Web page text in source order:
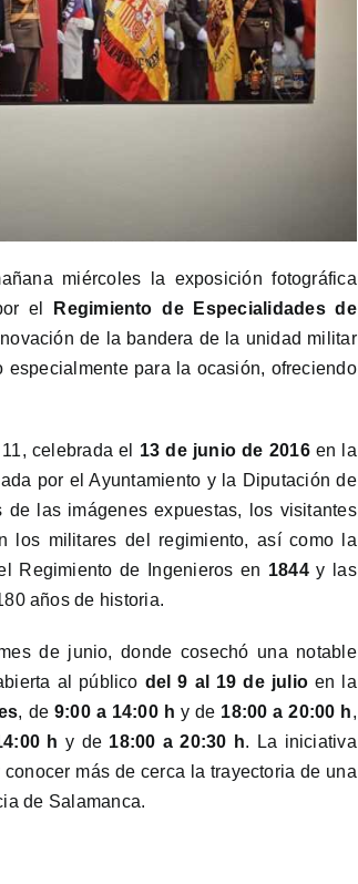
miércoles la exposición fotográfica
el
Regimiento de Especialidades de
de la bandera de la unidad militar
especialmente para la ocasión, ofreciendo
celebrada el 13 de junio de 2016en la
por el Ayuntamiento y la Diputación de
de las imágenes expuestas, los visitantes
los militares del regimiento, así como la
Regimiento de Ingenieros en 1844y las
años de historia.
de junio, donde cosechó una notable
al público del 9 al 19 de julio en la
, de 9:00 a 14:00 h y de 18:00 a 20:00 h,
h y de 18:00 a 20:30 h. La iniciativa
más de cerca la trayectoria de una
de Salamanca.